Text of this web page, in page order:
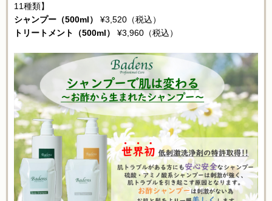
11種類】
シャンプー（500ml）
¥3,520（税込）
トリートメント（500ml）
¥3,960（税込）